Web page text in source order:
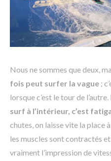
Nous ne sommes que deux,
fois peut surfer la vague ;
lorsque c’est le tour de
surf à l’intérieur, c’est
chutes, on laisse vite la place
les muscles sont contractés
vraiment l’impression de